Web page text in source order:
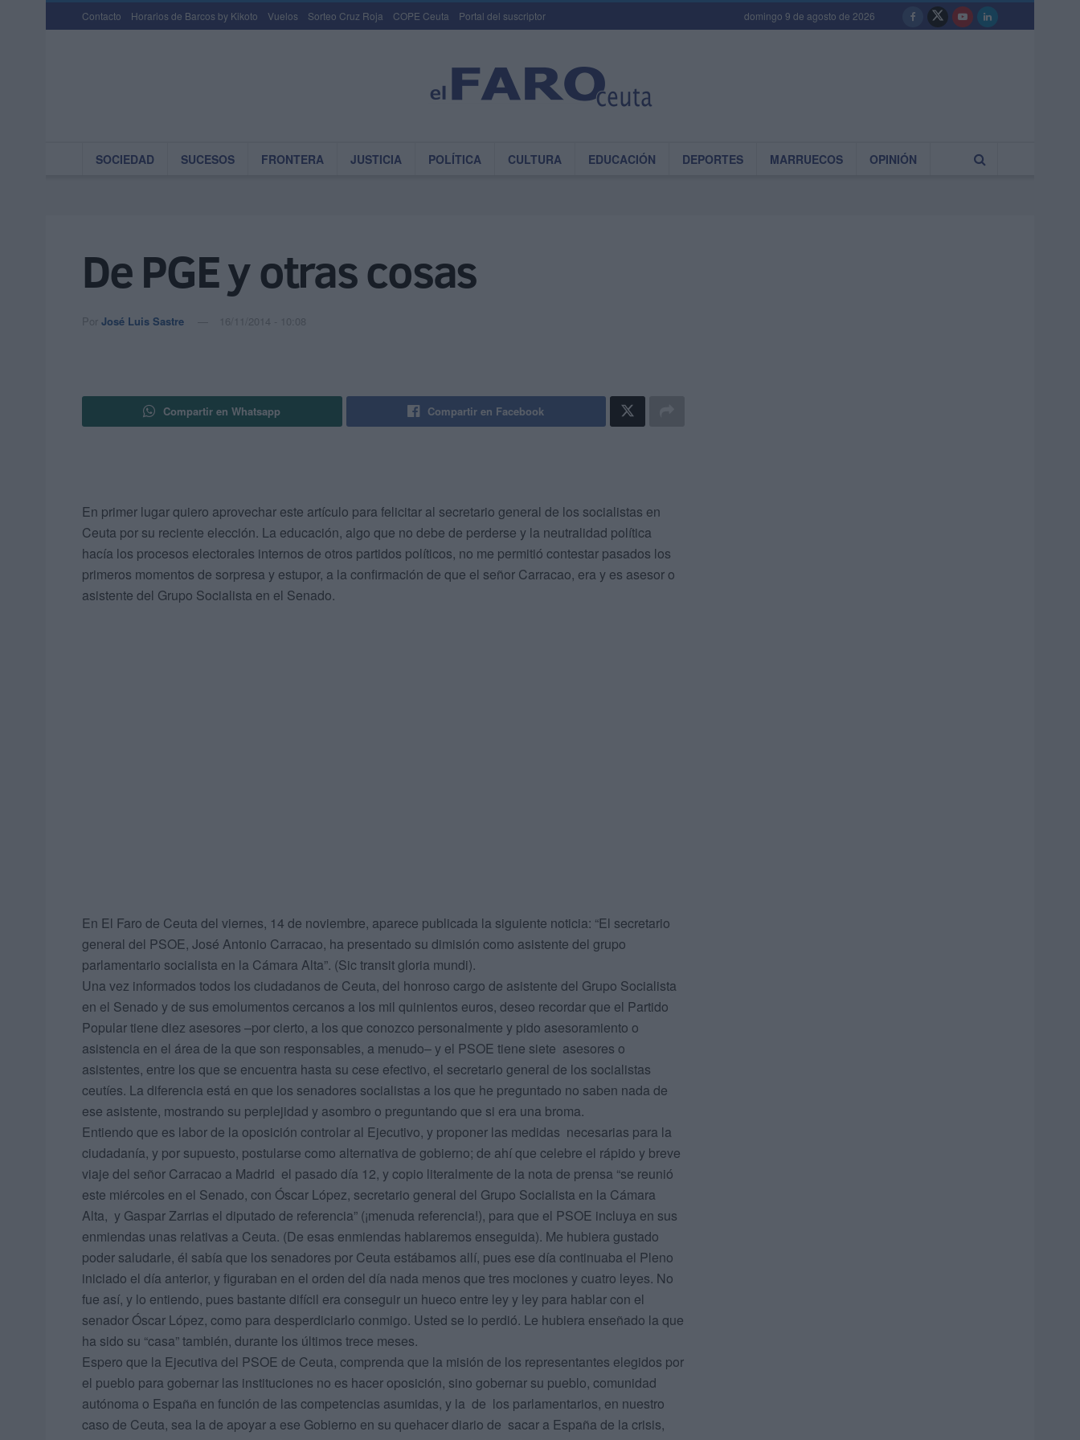
Contacto Horarios de Barcos by Kikoto Vuelos Sorteo Cruz Roja COPE Ceuta Portal del suscriptor domingo 9 de agosto de 2026
SOCIEDAD SUCESOS FRONTERA JUSTICIA POLÍTICA CULTURA EDUCACIÓN DEPORTES MARRUECOS OPINIÓN
De PGE y otras cosas
Por José Luis Sastre 16/11/2014 - 10:08
Compartir en Whatsapp Compartir en Facebook
En primer lugar quiero aprovechar este artículo para felicitar al secretario general de los socialistas en
Ceuta por su reciente elección. La educación, algo que no debe de perderse y la neutralidad política
hacía los procesos electorales internos de otros partidos políticos, no me permitió contestar pasados los
primeros momentos de sorpresa y estupor, a la confirmación de que el señor Carracao, era y es asesor o
asistente del Grupo Socialista en el Senado.
En El Faro de Ceuta del viernes, 14 de noviembre, aparece publicada la siguiente noticia: “El secretario
general del PSOE, José Antonio Carracao, ha presentado su dimisión como asistente del grupo
parlamentario socialista en la Cámara Alta”. (Sic transit gloria mundi).
Una vez informados todos los ciudadanos de Ceuta, del honroso cargo de asistente del Grupo Socialista
en el Senado y de sus emolumentos cercanos a los mil quinientos euros, deseo recordar que el Partido
Popular tiene diez asesores –por cierto, a los que conozco personalmente y pido asesoramiento o
asistencia en el área de la que son responsables, a menudo– y el PSOE tiene siete asesores o
asistentes, entre los que se encuentra hasta su cese efectivo, el secretario general de los socialistas
ceutíes. La diferencia está en que los senadores socialistas a los que he preguntado no saben nada de
ese asistente, mostrando su perplejidad y asombro o preguntando que si era una broma.
Entiendo que es labor de la oposición controlar al Ejecutivo, y proponer las medidas necesarias para la
ciudadanía, y por supuesto, postularse como alternativa de gobierno; de ahí que celebre el rápido y breve
viaje del señor Carracao a Madrid el pasado día 12, y copio literalmente de la nota de prensa “se reunió
este miércoles en el Senado, con Óscar López, secretario general del Grupo Socialista en la Cámara
Alta, y Gaspar Zarrias el diputado de referencia” (¡menuda referencia!), para que el PSOE incluya en sus
enmiendas unas relativas a Ceuta. (De esas enmiendas hablaremos enseguida). Me hubiera gustado
poder saludarle, él sabía que los senadores por Ceuta estábamos allí, pues ese día continuaba el Pleno
iniciado el día anterior, y figuraban en el orden del día nada menos que tres mociones y cuatro leyes. No
fue así, y lo entiendo, pues bastante difícil era conseguir un hueco entre ley y ley para hablar con el
senador Óscar López, como para desperdiciarlo conmigo. Usted se lo perdió. Le hubiera enseñado la que
ha sido su “casa” también, durante los últimos trece meses.
Espero que la Ejecutiva del PSOE de Ceuta, comprenda que la misión de los representantes elegidos por
el pueblo para gobernar las instituciones no es hacer oposición, sino gobernar su pueblo, comunidad
autónoma o España en función de las competencias asumidas, y la de los parlamentarios, en nuestro
caso de Ceuta, sea la de apoyar a ese Gobierno en su quehacer diario de sacar a España de la crisis,